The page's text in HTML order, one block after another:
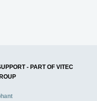
- PART OF VITEC